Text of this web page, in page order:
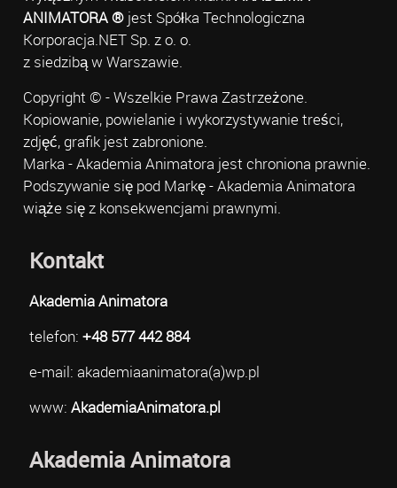
ANIMATORA ®jest Spółka Technologiczna
Korporacja.NET Sp. z o. o.
z siedzibą w Warszawie.
Copyright © - Wszelkie Prawa Zastrzeżone.
Kopiowanie, powielanie i wykorzystywanie treści,
zdjęć, grafik jest zabronione.
Marka - Akademia Animatora jest chroniona prawnie.
Podszywanie się pod Markę - Akademia Animatora
wiąże się z konsekwencjami prawnymi.
Kontakt
Akademia Animatora
telefon: +48 577 442 884
e-mail: akademiaanimatora(a)wp.pl
www: AkademiaAnimatora.pl
Akademia Animatora